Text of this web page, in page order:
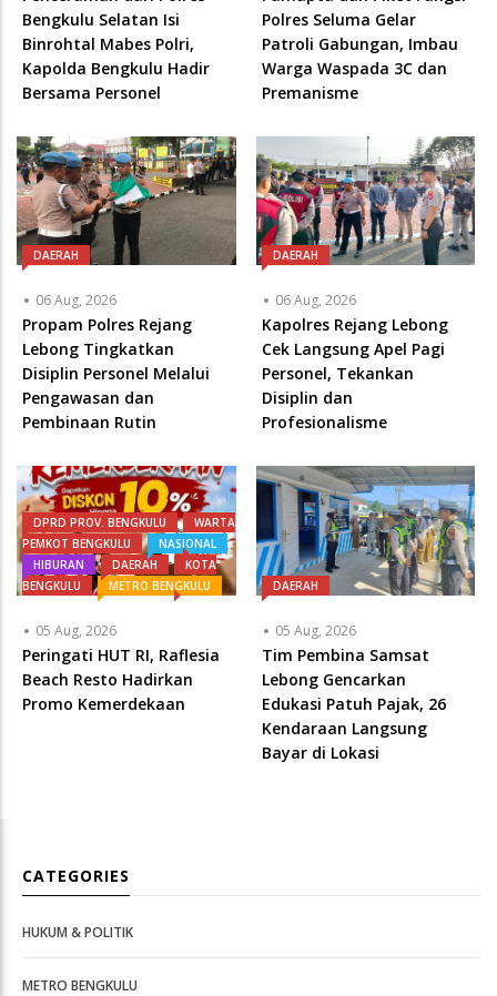
Bengkulu Selatan Isi
Binrohtal Mabes Polri,
Kapolda Bengkulu Hadir
Bersama Personel
Polres Seluma Gelar
Patroli Gabungan, Imbau
Warga Waspada 3C dan
Premanisme
DAERAH
06 Aug, 2026
Propam Polres Rejang
Lebong Tingkatkan
Disiplin Personel Melalui
Pengawasan dan
Pembinaan Rutin
DAERAH
06 Aug, 2026
Kapolres Rejang Lebong
Cek Langsung Apel Pagi
Personel, Tekankan
Disiplin dan
Profesionalisme
DPRD PROV. BENGKULU
WARTA
PEMKOT BENGKULU
NASIONAL
HIBURAN
DAERAH
KOTA
BENGKULU
METRO BENGKULU
05 Aug, 2026
Peringati HUT RI, ‎Raflesia
Beach Resto Hadirkan
Promo Kemerdekaan
DAERAH
05 Aug, 2026
Tim Pembina Samsat
Lebong Gencarkan
Edukasi Patuh Pajak, 26
Kendaraan Langsung
Bayar di Lokasi
CATEGORIES
HUKUM & POLITIK
METRO BENGKULU